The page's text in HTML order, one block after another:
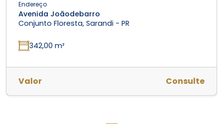
Endereço
Avenida Joãodebarro
Conjunto Floresta, Sarandi - PR
342,00 m²
Valor Consulte